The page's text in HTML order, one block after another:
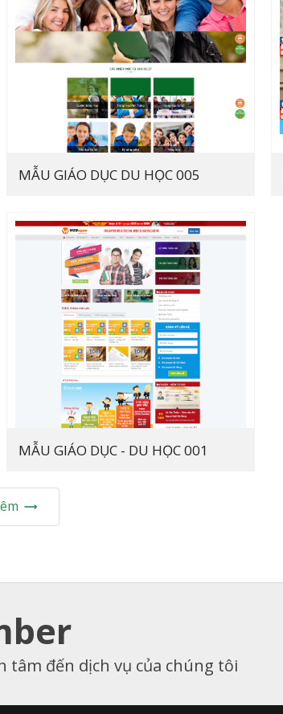
MẪU GIÁO DỤC DU HỌC 005
MẪU GIÁO DỤC - DU HỌC 001

tâm đến dịch vụ của chúng tôi